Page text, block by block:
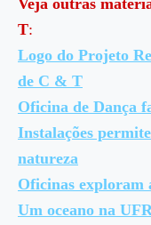
T:
Logo do Projeto
de C & T
Oficina de Dança
Instalações
natureza
Oficinas exploram
Um oceano na